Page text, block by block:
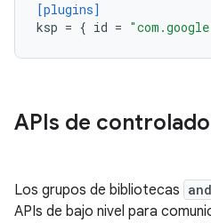
[plugins]
ksp = { id =
APIs de
Los grupos de bibliotecas
APIs de bajo nivel para